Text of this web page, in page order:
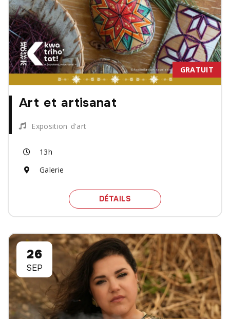
GRATUIT
Art et artisanat
Exposition d'art
13h
Galerie
DÉTAILS SPECTACLE ART ET
26
SEP